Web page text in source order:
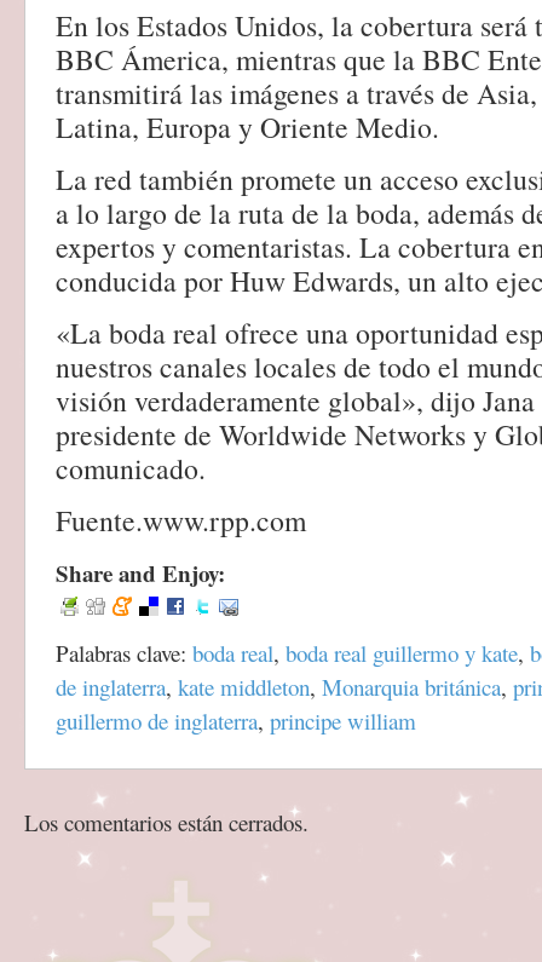
En los Estados Unidos, la cobertura será
BBC Ámerica, mientras que la BBC
transmitirá las imágenes a través de
Latina, Europa y Oriente Medio.
La red también promete un acceso
a lo largo de la ruta de la boda, además
expertos y comentaristas. La cobertura
conducida por Huw Edwards, un alto
«La boda real ofrece una oportunidad
nuestros canales locales de todo el
visión verdaderamente global», dijo
presidente de Worldwide Networks y
comunicado.
Fuente.www.rpp.com
Share and Enjoy:
Palabras clave: boda real, boda real guillermo y kate,
de inglaterra, kate middleton, Monarquia británica,
guillermo de inglaterra, principe william
Los comentarios están cerrados.